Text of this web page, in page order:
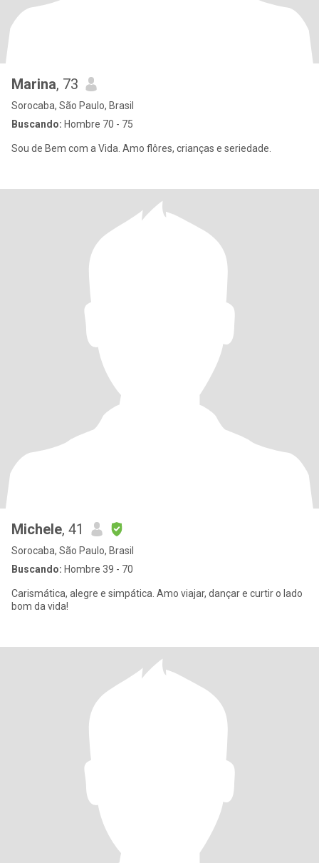
Marina, 73
Sorocaba, São Paulo, Brasil
Buscando: Hombre 70 - 75
Sou de Bem com a Vida. Amo flôres, crianças e seriedade.
Michele, 41
Sorocaba, São Paulo, Brasil
Buscando: Hombre 39 - 70
Carismática, alegre e simpática. Amo viajar, dançar e curtir o lado
bom da vida!